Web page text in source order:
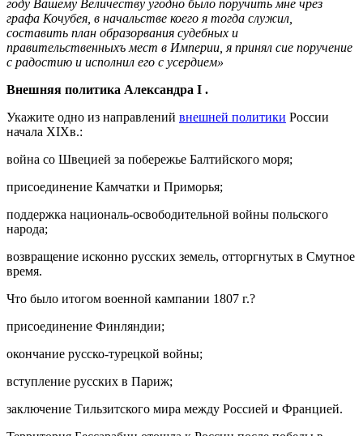
году Вашему Величеству угодно было поручить мне чрез
графа Кочубея, в начальстве коего я тогда служил,
составить план образорвания судебных и
правительственныхъ мест в Империи, я принял сие поручение
с радостию и исполнил его с усердием»
Внешняя политика Александра I .
Укажите одно из направлений внешней политики России
начала XIXв.:
война со Швецией за побережье Балтийского моря;
присоединение Камчатки и Приморья;
поддержка националь-освободительной войны польского
народа;
возвращение исконно русских земель, отторгнутых в Смутное
время.
Что было итогом военной кампании 1807 г.?
присоединение Финляндии;
окончание русско-турецкой войны;
вступление русских в Париж;
заключение Тильзитского мира между Россией и Францией.